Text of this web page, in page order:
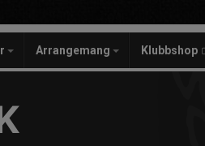
Arrangemang Klubbshop